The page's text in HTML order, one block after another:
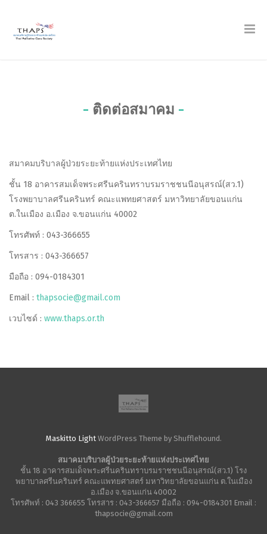
ติดต่อสมาคม
สมาคมบริบาลผู้ป่วยระยะท้ายแห่งประเทศไทย
ชั้น 18 อาคารสมเด็จพระศรีนครินทราบรมราชชนนีอนุสรณ์(สว.1)
โรงพยาบาลศรีนครินทร์ คณะแพทยศาสตร์ มหาวิทยาลัยขอนแก่น
ต.ในเมือง อ.เมือง จ.ขอนแก่น 40002
โทรศัพท์ : 043-366655
โทรสาร : 043-366657
มือถือ : 094-0184301
Email : thapsocie@gmail.com
เวบไซด์ : www.thaps.or.th
Maskitto LightWordPress Theme by Shufflehound.
สมาคมบริบาลผู้ป่วยระยะท้ายแห่งประเทศไทย
ชั้น 18 อาคารสมเด็จพระศรีนครินทราบรมราชชนนีอนุสรณ์(สว.1) โรง
พยาบาลศรีนครินทร์ คณะแพทยศาสตร์ มหาวิทยาลัยขอนแก่น ต.ในเมือง
อ.เมือง จ.ขอนแก่น 40002
โทรศัพท์ : 043 366655 โทรสาร : 043-366657 มือถือ : 094-0184301 Email :
thapsocie@gmail.com